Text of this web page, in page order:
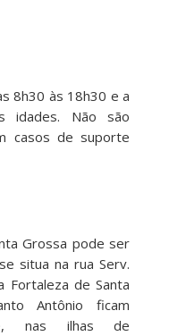
8h30 às 18h30 e a
idades. Não são
casos de suporte
Grossa pode ser
situa na rua Serv.
Fortaleza de Santa
Antônio ficam
nas ilhas de